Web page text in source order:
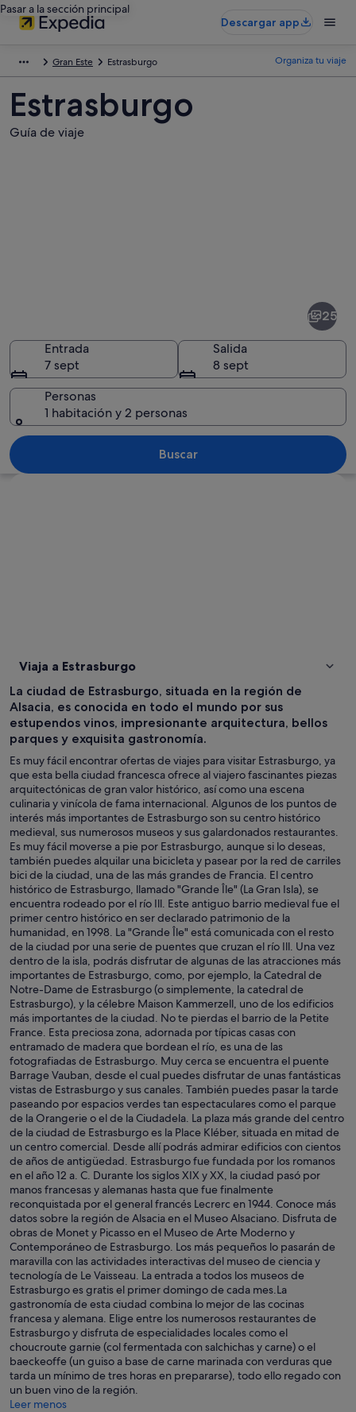
Pasar a la sección principal
Descargar app
Gran Este Estrasburgo Organiza tu viaje
Estrasburgo
Guía de viaje
Un río con barcos, árboles y edificios
25
Entrada
7 sept
Salida
8 sept
Personas
1 habitación y 2 personas
Buscar
Viaja a Estrasburgo
La ciudad de Estrasburgo, situada en la región de
Alsacia, es conocida en todo el mundo por sus
estupendos vinos, impresionante arquitectura, bellos
parques y exquisita gastronomía.
Es muy fácil encontrar ofertas de viajes para visitar Estrasburgo, ya
que esta bella ciudad francesca ofrece al viajero fascinantes piezas
arquitectónicas de gran valor histórico, así como una escena
culinaria y vinícola de fama internacional. Algunos de los puntos de
interés más importantes de Estrasburgo son su centro histórico
medieval, sus numerosos museos y sus galardonados restaurantes.
Es muy fácil moverse a pie por Estrasburgo, aunque si lo deseas,
también puedes alquilar una bicicleta y pasear por la red de carriles
bici de la ciudad, una de las más grandes de Francia. El centro
histórico de Estrasburgo, llamado "Grande Île" (La Gran Isla), se
encuentra rodeado por el río Ill. Este antiguo barrio medieval fue el
primer centro histórico en ser declarado patrimonio de la
humanidad, en 1998. La "Grande Île" está comunicada con el resto
de la ciudad por una serie de puentes que cruzan el río Ill. Una vez
dentro de la isla, podrás disfrutar de algunas de las atracciones más
importantes de Estrasburgo, como, por ejemplo, la Catedral de
Notre-Dame de Estrasburgo (o simplemente, la catedral de
Estrasburgo), y la célebre Maison Kammerzell, uno de los edificios
más importantes de la ciudad. No te pierdas el barrio de la Petite
France. Esta preciosa zona, adornada por típicas casas con
entramado de madera que bordean el río, es una de las
fotografiadas de Estrasburgo. Muy cerca se encuentra el puente
Barrage Vauban, desde el cual puedes disfrutar de unas fantásticas
vistas de Estrasburgo y sus canales. También puedes pasar la tarde
paseando por espacios verdes tan espectaculares como el parque
de la Orangerie o el de la Ciudadela. La plaza más grande del centro
de la ciudad de Estrasburgo es la Place Kléber, situada en mitad de
un centro comercial. Desde allí podrás admirar edificios con cientos
de años de antigüedad. Estrasburgo fue fundada por los romanos
en el año 12 a. C. Durante los siglos XIX y XX, la ciudad pasó por
manos francesas y alemanas hasta que fue finalmente
reconquistada por el general francés Lecrerc en 1944. Conoce más
datos sobre la región de Alsacia en el Museo Alsaciano. Disfruta de
obras de Monet y Picasso en el Museo de Arte Moderno y
Contemporáneo de Estrasburgo. Los más pequeños lo pasarán de
maravilla con las actividades interactivas del museo de ciencia y
tecnología de Le Vaisseau. La entrada a todos los museos de
Estrasburgo es gratis el primer domingo de cada mes.La
gastronomía de esta ciudad combina lo mejor de las cocinas
francesa y alemana. Elige entre los numerosos restaurantes de
Estrasburgo y disfruta de especialidades locales como el
choucroute garnie (col fermentada con salchichas y carne) o el
baeckeoffe (un guiso a base de carne marinada con verduras que
tarda un mínimo de tres horas en prepararse), todo ello regado con
un buen vino de la región.
Leer menos